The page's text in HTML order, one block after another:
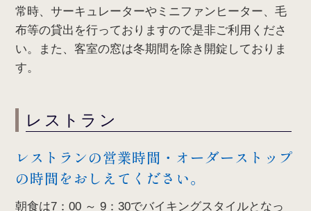
常時、サーキュレーターやミニファンヒーター、毛
布等の貸出を行っておりますので是非ご利用くださ
い。また、客室の窓は冬期間を除き開錠しておりま
す。
レストラン
レストランの営業時間・オーダーストップ
の時間をおしえてください。
朝食は7：00 ～ 9：30でバイキングスタイルとなっ